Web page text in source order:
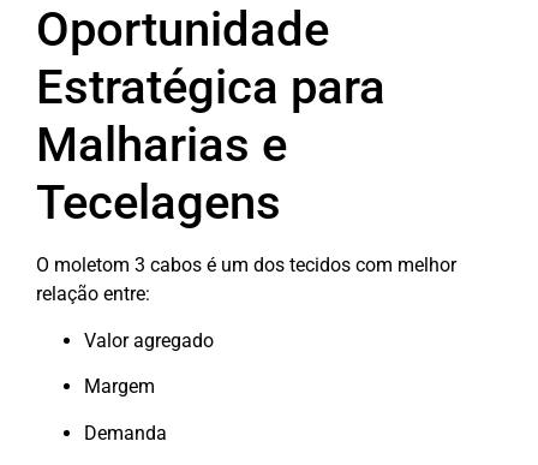
Oportunidade
Estratégica para
Malharias e
Tecelagens
O moletom 3 cabos é um dos tecidos com melhor
relação entre:
Valor agregado
Margem
Demanda